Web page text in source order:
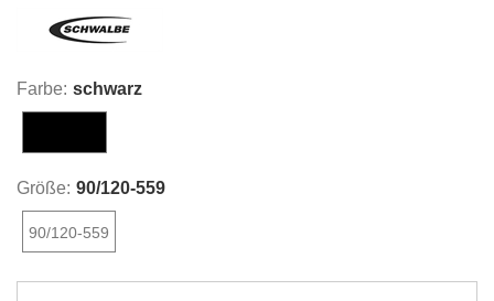
Farbe: schwarz
Größe: 90/120-559
90/120-559